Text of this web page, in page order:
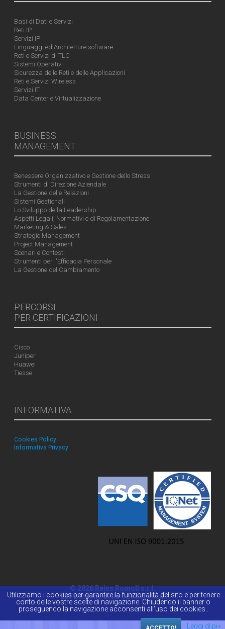
Basi di Dati e Servizi
Reti IP
Servizi IP
Linguaggi ed Architetture software
Reti e Servizi di TLC
Sistemi Operativi
Sicurezza delle Reti e delle Applicazioni
Reti e Servizi Wireless
Servizi IT
Data Center e Virtualizzazione
BUSINESS
MANAGEMENT
Benessere Organizzativo e Gestione dello Stress
Strumenti di Direzione Aziendale
La Gestione delle Relazioni
Sistemi Gestionali
Lo Sviluppo della Leadership
Aspetti Legali, Normativi e di Regolamentazione
Marketing & Sales
Strategic Management
Project Management
Scenari e Contesti
Strumenti per l'Efficacia Personale
La Gestione del Cambiamento
PERCORSI
PER CERTIFICAZIONI
Cisco
Juniper
Huawei
Tiesse
INFORMATIVA
Cookies Policy
Informativa Privacy
© 2026 Reiss Romoli s.r.l.
La Passione della Conoscenza.
Utilizziamo i cookies per garantire la funzionalità del sito e per tenere
conto delle vostre scelte di navigazione. Chiudendo il banner o
proseguendo la navigazione acconsenti all'uso dei cookies..
Leggi di pi+